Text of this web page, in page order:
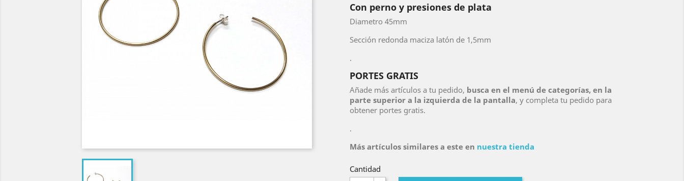
Con perno y presiones de plata
Diametro 45mm
Sección redonda maciza latón de 1,5mm
.
PORTES GRATIS
Añade más artículos a tu pedido, busca en el menú de categorías, en la
parte superior a la izquierda de la pantalla, y completa tu pedido para
obtener portes gratis.
.
Más artículos similares a este en nuestra tienda
Cantidad